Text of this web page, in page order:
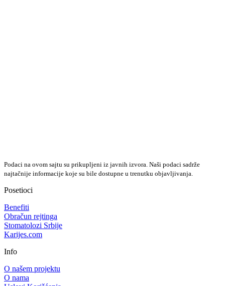
Podaci na ovom sajtu su prikupljeni iz javnih izvora. Naši podaci sadrže
najtačnije informacije koje su bile dostupne u trenutku objavljivanja.
Posetioci
Benefiti
Obračun rejtinga
Stomatolozi Srbije
Karijes.com
Info
O našem projektu
O nama